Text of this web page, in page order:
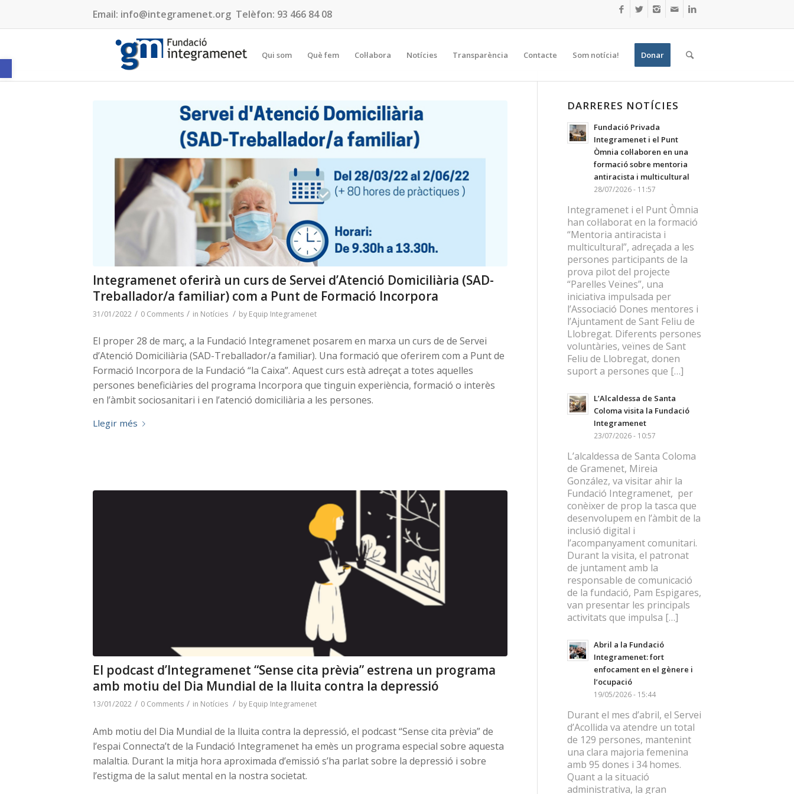
Obre la barra d'eines
Email: info@integramenet.org Telèfon: 93 466 84 08
Qui som Què fem Col·labora Notícies Transparència Contacte Som notícia! Donar
Integramenet oferirà un curs de Servei d’Atenció Domiciliària (SAD-
Treballador/a familiar) com a Punt de Formació Incorpora
31/01/2022 / 0 Comments / in Notícies / by Equip Integramenet
El proper 28 de març, a la Fundació Integramenet posarem en marxa un curs de de Servei
d’Atenció Domiciliària (SAD-Treballador/a familiar). Una formació que oferirem com a Punt de
Formació Incorpora de la Fundació “la Caixa”. Aquest curs està adreçat a totes aquelles
persones beneficiàries del programa Incorpora que tinguin experiència, formació o interès
en l’àmbit sociosanitari i en l’atenció domiciliària a les persones.
Llegir més
El podcast d’Integramenet “Sense cita prèvia” estrena un programa
amb motiu del Dia Mundial de la lluita contra la depressió
13/01/2022 / 0 Comments / in Notícies / by Equip Integramenet
Amb motiu del Dia Mundial de la lluita contra la depressió, el podcast “Sense cita prèvia” de
l’espai Connecta’t de la Fundació Integramenet ha emès un programa especial sobre aquesta
malaltia. Durant la mitja hora aproximada d’emissió s’ha parlat sobre la depressió i sobre
l’estigma de la salut mental en la nostra societat.
DARRERES NOTÍCIES
Fundació Privada
Integramenet i el Punt
Òmnia col·laboren en una
formació sobre mentoria
antiracista i multicultural
28/07/2026 - 11:57
Integramenet i el Punt Òmnia
han col·laborat en la formació
“Mentoria antiracista i
multicultural”, adreçada a les
persones participants de la
prova pilot del projecte
“Parelles Veïnes”, una
iniciativa impulsada per
l’Associació Dones mentores i
l’Ajuntament de Sant Feliu de
Llobregat. Diferents persones
voluntàries, veïnes de Sant
Feliu de Llobregat, donen
suport a persones que […]
L’Alcaldessa de Santa
Coloma visita la Fundació
Integramenet
23/07/2026 - 10:57
L’alcaldessa de Santa Coloma
de Gramenet, Mireia
González, va visitar ahir la
Fundació Integramenet, per
conèixer de prop la tasca que
desenvolupem en l’àmbit de la
inclusió digital i
l’acompanyament comunitari.
Durant la visita, el patronat
de juntament amb la
responsable de comunicació
de la fundació, Pam Espigares,
van presentar les principals
activitats que impulsa […]
Abril a la Fundació
Integramenet: fort
enfocament en el gènere i
l’ocupació
19/05/2026 - 15:44
Durant el mes d’abril, el Servei
d’Acollida va atendre un total
de 129 persones, mantenint
una clara majoria femenina
amb 95 dones i 34 homes.
Quant a la situació
administrativa, la gran